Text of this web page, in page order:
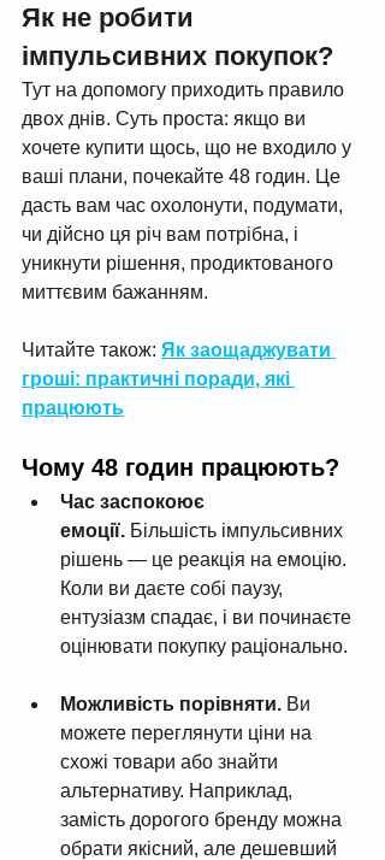
Як не робити
імпульсивних покупок?
Тут на допомогу приходить правило
двох днів. Суть проста: якщо ви
хочете купити щось, що не входило у
ваші плани, почекайте 48 годин. Це
дасть вам час охолонути, подумати,
чи дійсно ця річ вам потрібна, і
уникнути рішення, продиктованого
миттєвим бажанням.
Читайте також: Як заощаджувати
гроші: практичні поради, які
працюють
Чому 48 годин працюють?
Час заспокоює
емоції. Більшість імпульсивних
рішень — це реакція на емоцію.
Коли ви даєте собі паузу,
ентузіазм спадає, і ви починаєте
оцінювати покупку раціонально.
Можливість порівняти. Ви
можете переглянути ціни на
схожі товари або знайти
альтернативу. Наприклад,
замість дорогого бренду можна
обрати якісний, але дешевший